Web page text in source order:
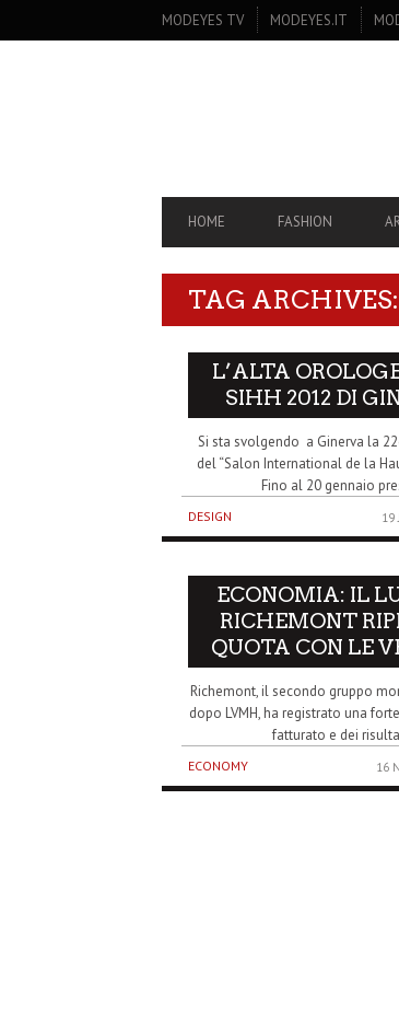
SECONDARY
NAVIGATION
MODEYES TV MODEYES.IT
PRIMARY
NAVIGATION
HOME FASHION
TAG
L’ALTA
SIHH 2012 DI
Si sta svolgendo a Ginerva la
del “Salon International de la
Fino al 20 gennaio
DESIGN 19
ECONOMIA: IL
RICHEMONT
QUOTA CON LE
Richemont, il secondo gruppo
dopo LVMH, ha registrato una
fatturato e dei
ECONOMY 16